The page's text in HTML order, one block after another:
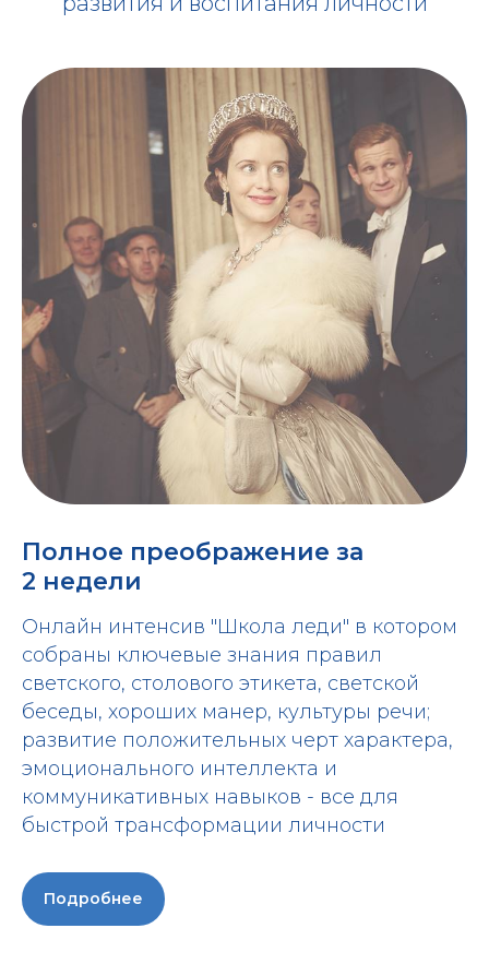
Полное преображение за
2 недели
Онлайн интенсив "Школа леди" в котором
собраны ключевые знания правил
светского, столового этикета, светской
беседы, хороших манер, культуры речи;
развитие положительных черт характера,
эмоционального интеллекта и
коммуникативных навыков - все для
быстрой трансформации личности
Подробнее